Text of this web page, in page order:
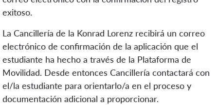
exitoso.
La Cancillería de la Konrad Lorenz recibirá un correo
electrónico de confirmación de la aplicación que el
estudiante ha hecho a través de la Plataforma de
Movilidad. Desde entonces Cancillería contactará con
el/la estudiante para orientarlo/a en el proceso y
documentación adicional a proporcionar.